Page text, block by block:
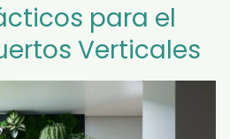
para el
Verticales